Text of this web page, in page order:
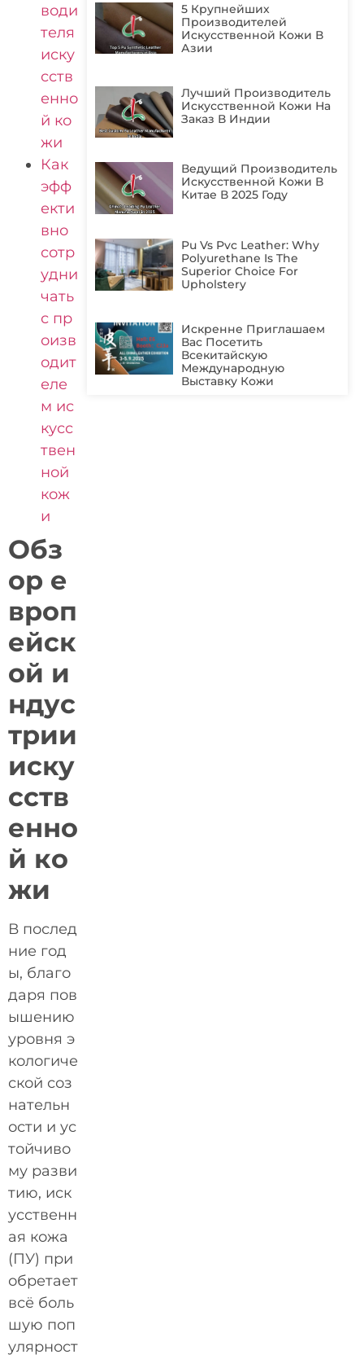
води
теля
иску
сств
енно
й ко
жи
Как
эфф
екти
вно
сотр
удни
чать
с пр
оизв
одит
еле
м ис
кусс
твен
ной
кож
и
Обз
ор е
вроп
ейск
ой и
ндус
трии
иску
сств
енно
й ко
жи
В послед
ние год
ы, благо
даря пов
ышению
уровня э
кологиче
ской соз
нательн
ости и ус
тойчиво
му разви
тию, иск
усственн
ая кожа
(ПУ) при
обретает
всё боль
шую поп
улярност
5 Крупнейших
Производителей
Искусственной Кожи В
Азии
Лучший Производитель
Искусственной Кожи На
Заказ В Индии
Ведущий Производитель
Искусственной Кожи В
Китае В 2025 Году
Pu Vs Pvc Leather: Why
Polyurethane Is The
Superior Choice For
Upholstery
Искренне Приглашаем
Вас Посетить
Всекитайскую
Международную
Выставку Кожи